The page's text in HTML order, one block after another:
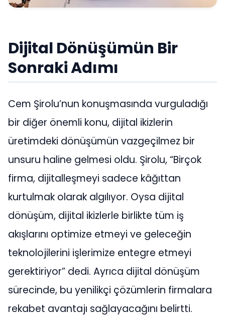
Dijital Dönüşümün Bir
Sonraki Adımı
Cem Şirolu’nun konuşmasında vurguladığı
bir diğer önemli konu, dijital ikizlerin
üretimdeki dönüşümün vazgeçilmez bir
unsuru haline gelmesi oldu. Şirolu, “Birçok
firma, dijitalleşmeyi sadece kâğıttan
kurtulmak olarak algılıyor. Oysa dijital
dönüşüm, dijital ikizlerle birlikte tüm iş
akışlarını optimize etmeyi ve geleceğin
teknolojilerini işlerimize entegre etmeyi
gerektiriyor” dedi. Ayrıca dijital dönüşüm
sürecinde, bu yenilikçi çözümlerin firmalara
rekabet avantajı sağlayacağını belirtti.